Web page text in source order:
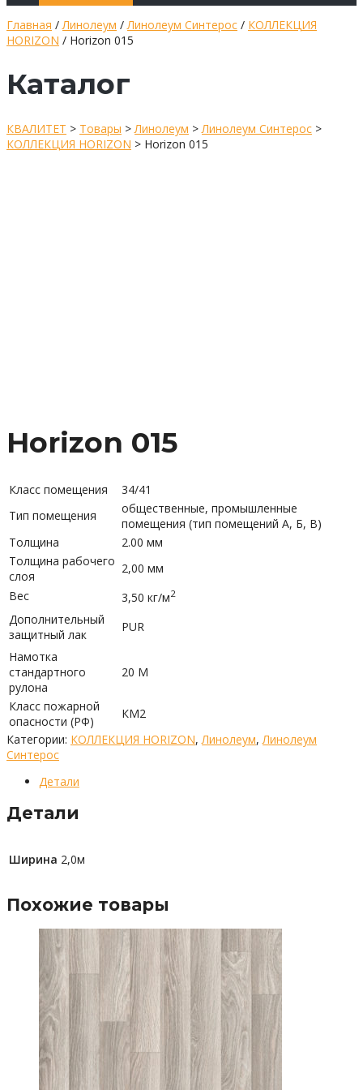
Главная /Линолеум /Линолеум Синтерос / КОЛЛЕКЦИЯ
HORIZON / Horizon 015
Каталог
КВАЛИТЕТ > Товары >Линолеум >Линолеум Синтерос >
КОЛЛЕКЦИЯ HORIZON > Horizon 015
Horizon 015
Класс помещения
34/41
Тип помещения
общественные, промышленные
помещения (тип помещений А, Б, В)
Толщина
2.00 мм
Толщина рабочего
слоя
2,00 мм
Вес
3,50 кг/м2
Дополнительный
защитный лак
PUR
Намотка
стандартного
рулона
20 М
Класс пожарной
опасности (РФ)
КМ2
Категории: КОЛЛЕКЦИЯ HORIZON, Линолеум, Линолеум
Синтерос
Детали
Детали
Ширина 2,0м
Похожие товары